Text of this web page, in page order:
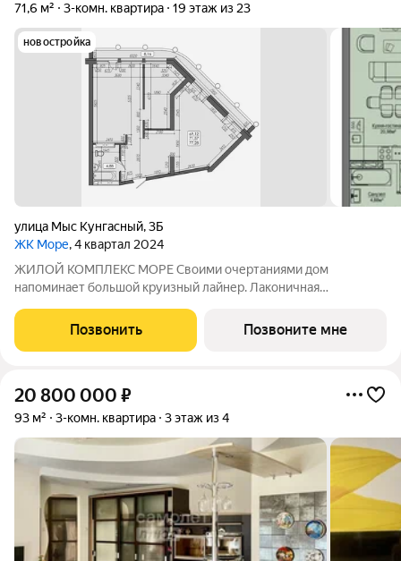
71,6 м² 3-комн. квартира 19 этаж из 23
новостройка
улица Мыс Кунгасный,3Б
ЖК Море, 4 квартал 2024
ЖИЛОЙ КОМПЛЕКС МОРЕ Своими очертаниями дом
напоминает большой круизный лайнер. Лаконичная
формах фасада, современных витражах и декоративных
колоннах. Благодаря проработанному проекту дома
Позвонить Позвоните мне
20 800 000 ₽
93 м² 3-комн. квартира 3 этаж из 4